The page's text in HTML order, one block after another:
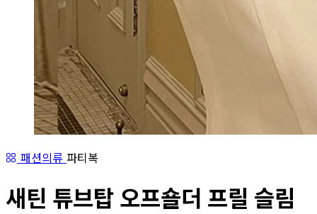
패션의류 파티복
새틴 튜브탑 오프숄더 프릴 슬림